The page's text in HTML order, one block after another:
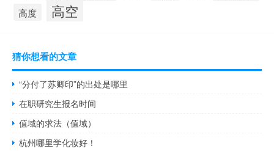
高度 高空
猜你想看的文章
“分付了苏卿印”的出处是哪里
在职研究生报名时间
值域的求法（值域）
杭州哪里学化妆好！